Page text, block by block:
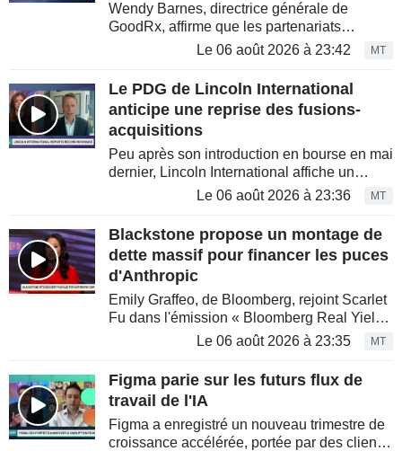
Wendy Barnes, directrice générale de
GoodRx, affirme que les partenariats
stratégiques contribuent à la solidité des
de prescriptions du...
Le 06 août 2026 à 23:42 MT
Le PDG de Lincoln International
anticipe une reprise des fusions-
acquisitions
Peu après son introduction en bourse en mai
dernier, Lincoln International affiche un
chiffre d'affaires record pour le premier
d'investissement, intervient...
Le 06 août 2026 à 23:36 MT
Blackstone propose un montage de
dette massif pour financer les puces
d'Anthropic
Emily Graffeo, de Bloomberg, rejoint Scarlet
Fu dans l'émission « Bloomberg Real Yield
». Blackstone a entamé des discussions
mesurer l'intérêt...
Le 06 août 2026 à 23:35 MT
Figma parie sur les futurs flux de
travail de l'IA
Figma a enregistré un nouveau trimestre de
croissance accélérée, portée par des clients